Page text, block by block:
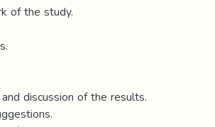
of the study.
discussion of the results.